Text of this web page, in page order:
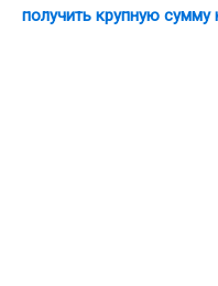
получить крупную сумму